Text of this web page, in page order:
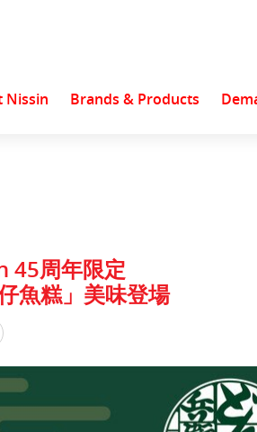
Nissin Brands & Products
45周年限定
魚糕」美味登場
WeChat